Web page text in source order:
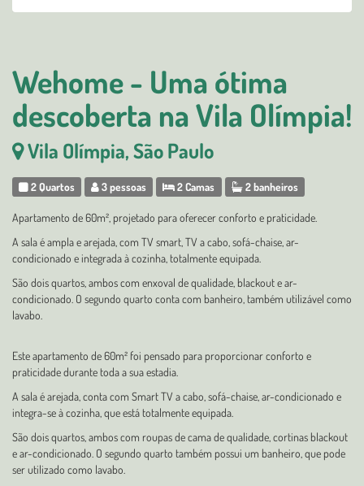
Wehome - Uma ótima
descoberta na Vila Olímpia!
Vila Olímpia, São Paulo
2 Quartos 3 pessoas 2 Camas 2 banheiros
Apartamento de 60m², projetado para oferecer conforto e praticidade.
A sala é ampla e arejada, com TV smart, TV a cabo, sofá-chaise, ar-
condicionado e integrada à cozinha, totalmente equipada.
São dois quartos, ambos com enxoval de qualidade, blackout e ar-
condicionado. O segundo quarto conta com banheiro, também utilizável como
lavabo.
Este apartamento de 60m² foi pensado para proporcionar conforto e
praticidade durante toda a sua estadia.
A sala é arejada, conta com Smart TV a cabo, sofá-chaise, ar-condicionado e
integra-se à cozinha, que está totalmente equipada.
São dois quartos, ambos com roupas de cama de qualidade, cortinas blackout
e ar-condicionado. O segundo quarto também possui um banheiro, que pode
ser utilizado como lavabo.